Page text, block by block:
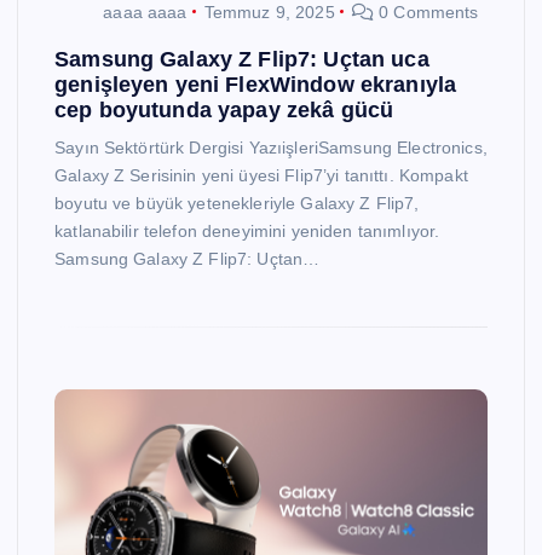
aaaa aaaa Temmuz 9, 2025 0 Comments
Samsung Galaxy Z Flip7: Uçtan uca
genişleyen yeni FlexWindow ekranıyla
cep boyutunda yapay zekâ gücü
Sayın Sektörtürk Dergisi YazıişleriSamsung Electronics,
Galaxy Z Serisinin yeni üyesi Flip7’yi tanıttı. Kompakt
boyutu ve büyük yetenekleriyle Galaxy Z Flip7,
katlanabilir telefon deneyimini yeniden tanımlıyor.
Samsung Galaxy Z Flip7: Uçtan…